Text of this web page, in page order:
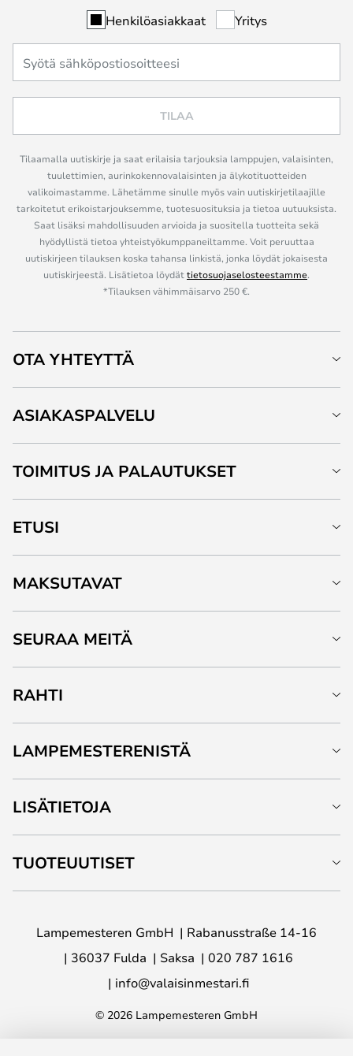
Henkilöasiakkaat Yritys
TILAA
Tilaamalla uutiskirje ja saat erilaisia tarjouksia lamppujen, valaisinten,
tuulettimien, aurinkokennovalaisinten ja älykotituotteiden
valikoimastamme. Lähetämme sinulle myös vain uutiskirjetilaajille
tarkoitetut erikoistarjouksemme, tuotesuosituksia ja tietoa uutuuksista.
Saat lisäksi mahdollisuuden arvioida ja suositella tuotteita sekä
hyödyllistä tietoa yhteistyökumppaneiltamme. Voit peruuttaa
uutiskirjeen tilauksen koska tahansa linkistä, jonka löydät jokaisesta
uutiskirjeestä. Lisätietoa löydättietosuojaselosteestamme.
*Tilauksen vähimmäisarvo 250 €.
OTA YHTEYTTÄ
ASIAKASPALVELU
TOIMITUS JA PALAUTUKSET
ETUSI
MAKSUTAVAT
SEURAA MEITÄ
RAHTI
LAMPEMESTERENISTÄ
LISÄTIETOJA
TUOTEUUTISET
Lampemesteren GmbH
Rabanusstraße 14-16
36037 Fulda
Saksa
020 787 1616
info@valaisinmestari.fi
© 2026 Lampemesteren GmbH